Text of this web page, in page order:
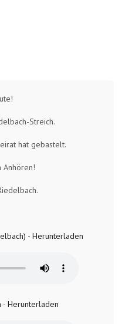
Streich.
hat gebastelt.
- Herunterladen
Herunterladen